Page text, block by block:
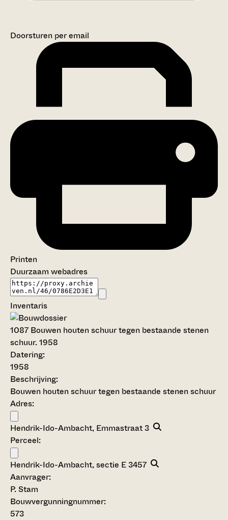
Doorsturen per email
Printen
Duurzaam webadres
Inventaris
1087 Bouwen houten schuur tegen bestaande stenen
schuur. 1958
Datering:
1958
Beschrijving:
Bouwen houten schuur tegen bestaande stenen schuur
Adres:
Hendrik-Ido-Ambacht, Emmastraat 3
Perceel:
Hendrik-Ido-Ambacht, sectie E 3457
Aanvrager:
P. Stam
Bouwvergunningnummer:
573